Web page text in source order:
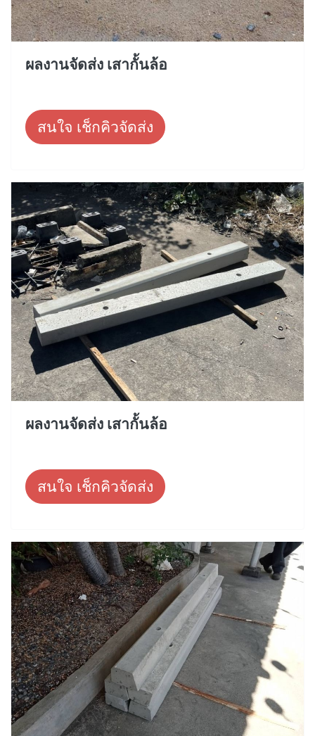
ผลงานจัดส่ง เสากั้นล้อ
สนใจ เช็กคิวจัดส่ง
ผลงานจัดส่ง เสากั้นล้อ
สนใจ เช็กคิวจัดส่ง